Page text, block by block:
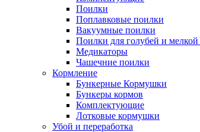
Поилки
Поплавковые поилки
Вакуумные поилки
Поилки для голубей и
Медикаторы
Чашечние поилки
Кормление
Бункерные Кормушки
Бункеры кормов
Комплектующие
Лотковые кормушки
Убой и переработка